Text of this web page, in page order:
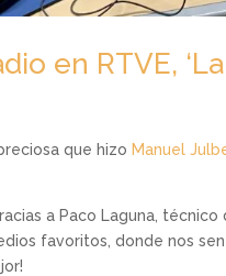
en RTVE,
que hizo Manuel
a Paco Laguna,
favoritos, donde nos